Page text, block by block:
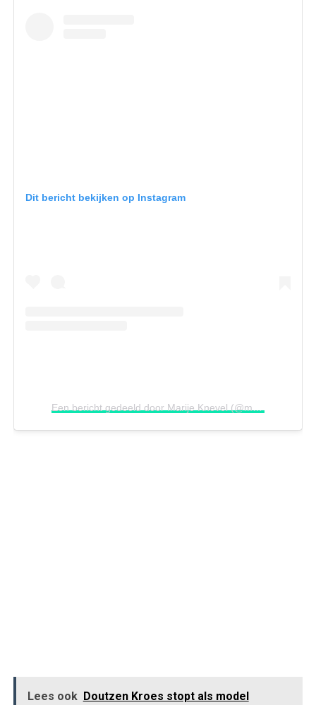
Dit bericht bekijken op Instagram
Lees ook Doutzen Kroes stopt als model